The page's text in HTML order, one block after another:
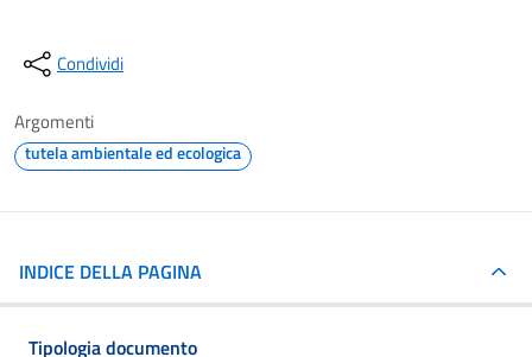
Condividi
Argomenti
tutela ambientale ed ecologica
INDICE DELLA PAGINA
Tipologia documento